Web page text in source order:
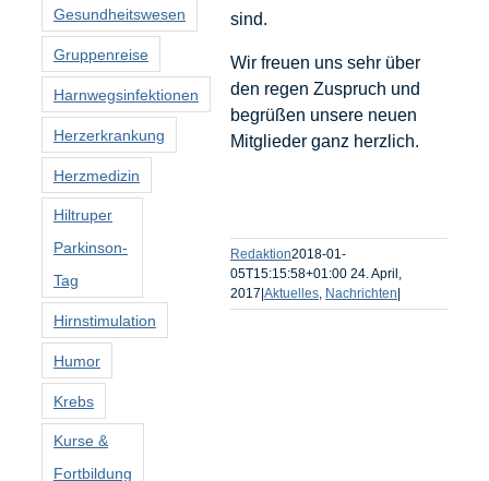
sind.
Wir freuen uns sehr über
den regen Zuspruch und
begrüßen unsere neuen
Mitglieder ganz herzlich.
Redaktion2018-01-
05T15:15:58+01:00 24. April,
2017 Aktuelles, Nachrichten
Gesundheitswesen
Gruppenreise
Harnwegsinfektionen
Herzerkrankung
Herzmedizin
Hiltruper
Parkinson-
Tag
Hirnstimulation
Humor
Krebs
Kurse &
Fortbildung